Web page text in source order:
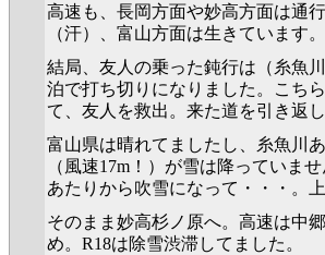
高速も、長岡方面や妙高方面は通
（汗）、富山方面は生きています。
結局、友人の乗った鈍行は（糸魚
泊で打ち切りになりました。こち
て、友人を救出。来た道を引き返し
富山県は晴れてましたし、糸魚川
（風速17m！）が雪は降っていま
あたりから吹雪になって・・・。
そのまま妙高杉ノ原へ。高速は中
め。R18は除雪渋滞してました。